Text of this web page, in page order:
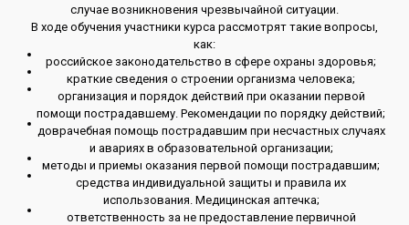
случае возникновения чрезвычайной ситуации.
В ходе обучения участники курса рассмотрят такие вопросы,
как:
российское законодательство в сфере охраны здоровья;
краткие сведения о строении организма человека;
организация и порядок действий при оказании первой
помощи пострадавшему. Рекомендации по порядку действий;
доврачебная помощь пострадавшим при несчастных случаях
и авариях в образовательной организации;
методы и приемы оказания первой помощи пострадавшим;
средства индивидуальной защиты и правила их
использования. Медицинская аптечка;
ответственность за не предоставление первичной